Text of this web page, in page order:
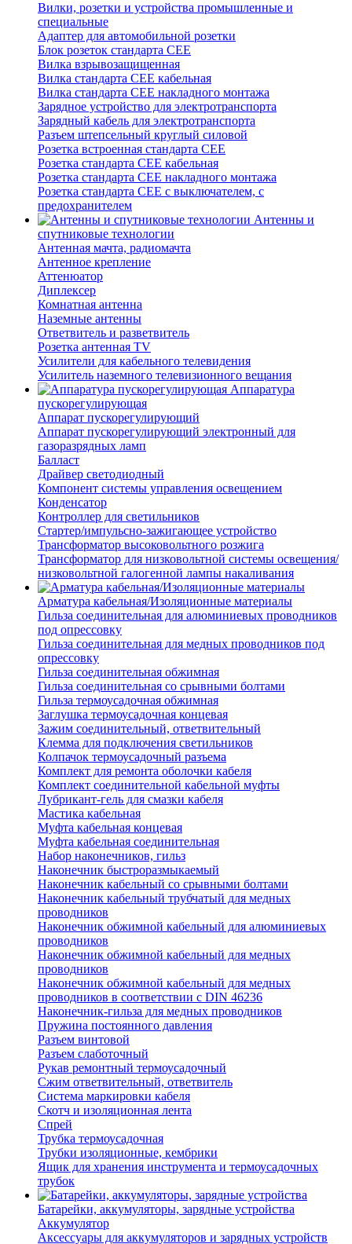
Вилки, розетки и устройства промышленные и
специальные
Адаптер для автомобильной розетки
Блок розеток стандарта CEE
Вилка взрывозащищенная
Вилка стандарта CEE кабельная
Вилка стандарта CEE накладного монтажа
Зарядное устройство для электротранспорта
Зарядный кабель для электротранспорта
Разъем штепсельный круглый силовой
Розетка встроенная стандарта CEE
Розетка стандарта СЕЕ кабельная
Розетка стандарта СЕЕ накладного монтажа
Розетка стандарта СЕЕ с выключателем, с
предохранителем
Антенны и
спутниковые технологии
Антенная мачта, радиомачта
Антенное крепление
Аттенюатор
Диплексер
Комнатная антенна
Наземные антенны
Ответвитель и разветвитель
Розетка антенная TV
Усилители для кабельного телевидения
Усилитель наземного телевизионного вещания
Аппаратура
пускорегулирующая
Аппарат пускорегулирующий
Аппарат пускорегулирующий электронный для
газоразрядных ламп
Балласт
Драйвер светодиодный
Компонент системы управления освещением
Конденсатор
Контроллер для светильников
Стартер/импульсно-зажигающее устройство
Трансформатор высоковольтного розжига
Трансформатор для низковольтной системы освещения/
низковольтной галогенной лампы накаливания
Арматура кабельная/Изоляционные материалы
Гильза соединительная для алюминиевых проводников
под опрессовку
Гильза соединительная для медных проводников под
опрессовку
Гильза соединительная обжимная
Гильза соединительная со срывными болтами
Гильза термоусадочная обжимная
Заглушка термоусадочная концевая
Зажим соединительный, ответвительный
Клемма для подключения светильников
Колпачок термоусадочный разъема
Комплект для ремонта оболочки кабеля
Комплект соединительной кабельной муфты
Лубрикант-гель для смазки кабеля
Мастика кабельная
Муфта кабельная концевая
Муфта кабельная соединительная
Набор наконечников, гильз
Наконечник быстроразмыкаемый
Наконечник кабельный со срывными болтами
Наконечник кабельный трубчатый для медных
проводников
Наконечник обжимной кабельный для алюминиевых
проводников
Наконечник обжимной кабельный для медных
проводников
Наконечник обжимной кабельный для медных
проводников в соответствии с DIN 46236
Наконечник-гильза для медных проводников
Пружина постоянного давления
Разъем винтовой
Разъем слаботочный
Рукав ремонтный термоусадочный
Сжим ответвительный, ответвитель
Система маркировки кабеля
Скотч и изоляционная лента
Спрей
Трубка термоусадочная
Трубки изоляционные, кембрики
Ящик для хранения инструмента и термоусадочных
трубок
Батарейки, аккумуляторы, зарядные устройства
Аккумулятор
Аксессуары для аккумуляторов и зарядных устройств